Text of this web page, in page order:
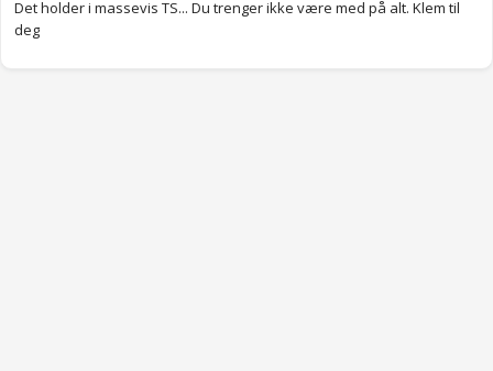
Det holder i massevis TS... Du trenger ikke være med på alt. Klem til
deg